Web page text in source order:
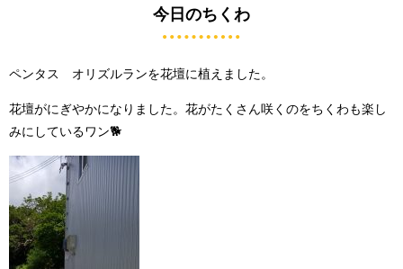
今日のちくわ
ペンタス オリズルランを花壇に植えました。
花壇がにぎやかになりました。花がたくさん咲くのをちくわも楽し
みにしているワン🐕